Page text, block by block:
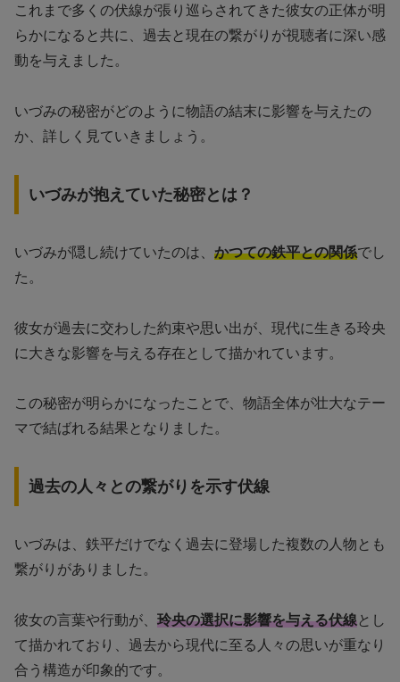
これまで多くの伏線が張り巡らされてきた彼女の正体が明
らかになると共に、過去と現在の繋がりが視聴者に深い感
動を与えました。
いづみの秘密がどのように物語の結末に影響を与えたの
か、詳しく見ていきましょう。
いづみが抱えていた秘密とは？
いづみが隠し続けていたのは、 かつての鉄平との関係でし
た。
彼女が過去に交わした約束や思い出が、現代に生きる玲央
に大きな影響を与える存在として描かれています。
この秘密が明らかになったことで、物語全体が壮大なテー
マで結ばれる結果となりました。
過去の人々との繋がりを示す伏線
いづみは、鉄平だけでなく過去に登場した複数の人物とも
繋がりがありました。
彼女の言葉や行動が、 玲央の選択に影響を与える伏線とし
て描かれており、過去から現代に至る人々の思いが重なり
合う構造が印象的です。